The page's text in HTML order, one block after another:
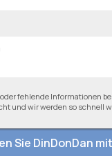
fehlende Informationen
und wir werden so schnell
Sie DinDonDan